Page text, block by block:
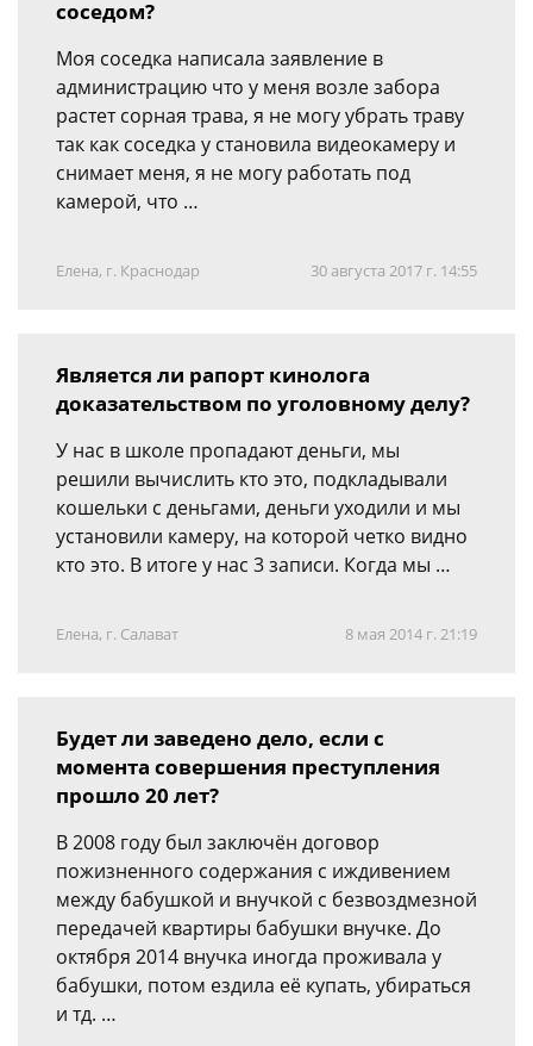
соседом?
Моя соседка написала заявление в
администрацию что у меня возле забора
растет сорная трава, я не могу убрать траву
так как соседка у становила видеокамеру и
снимает меня, я не могу работать под
камерой, что …
Елена, г. Краснодар 30 августа 2017 г. 14:55
Является ли рапорт кинолога
доказательством по уголовному делу?
У нас в школе пропадают деньги, мы
решили вычислить кто это, подкладывали
кошельки с деньгами, деньги уходили и мы
установили камеру, на которой четко видно
кто это. В итоге у нас 3 записи. Когда мы …
Елена, г. Салават 8 мая 2014 г. 21:19
Будет ли заведено дело, если с
момента совершения преступления
прошло 20 лет?
В 2008 году был заключён договор
пожизненного содержания с иждивением
между бабушкой и внучкой с безвоздмезной
передачей квартиры бабушки внучке. До
октября 2014 внучка иногда проживала у
бабушки, потом ездила её купать, убираться
и тд. …